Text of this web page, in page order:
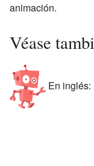
animación.
Véase
En inglés: